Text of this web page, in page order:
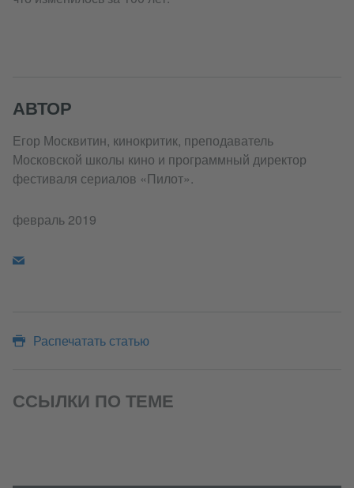
АВТОР
Егор Москвитин, кинокритик, преподаватель
Московской школы кино и программный директор
фестиваля сериалов «Пилот».
февраль 2019
Распечатать статью
ССЫЛКИ ПО ТЕМЕ